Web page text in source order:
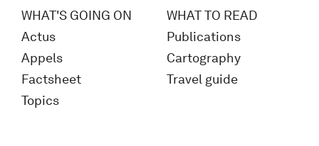
WHAT'S GOING ON
Actus
Appels
Factsheet
Topics
WHAT TO READ
Publications
Cartography
Travel guide